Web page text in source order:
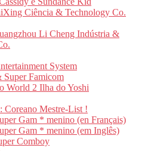
Ciência & Technology Co.
Li Cheng Indústria &
System
Super Famicom
World 2 Ilha do Yoshi
Coreano Mestre-List !
Gam * menino (en Français)
Gam * menino (em Inglês)
Comboy